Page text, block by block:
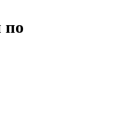
по